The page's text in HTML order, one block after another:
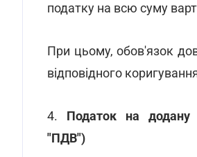
податку на всю суму
При цьому, обов'язок
відповідного
4. Податок на додану
"ПДВ")